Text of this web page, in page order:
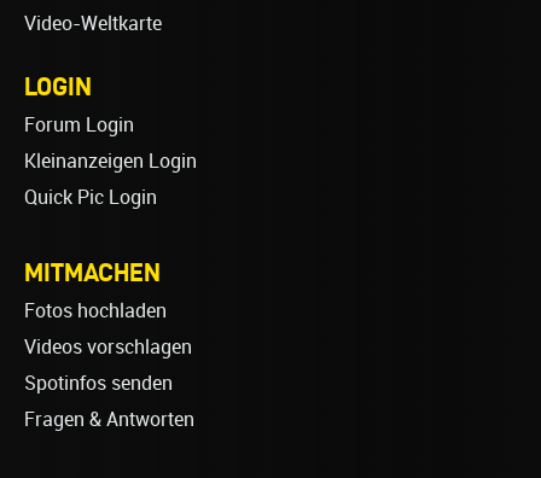
Video-Weltkarte
LOGIN
Forum Login
Kleinanzeigen Login
Quick Pic Login
MITMACHEN
Fotos hochladen
Videos vorschlagen
Spotinfos senden
Fragen & Antworten